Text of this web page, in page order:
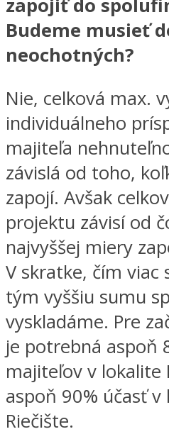
zapojiť do
Budeme musieť
neochotných?
Nie, celková max.
individuálneho
majiteľa
závislá od toho,
zapojí. Avšak
projektu závisí od
najvyššej miery
V skratke, čím viac
tým vyššiu sumu
vyskladáme. Pre
je potrebná aspoň
majiteľov v lokalite
aspoň 90% účasť v
Riečište.